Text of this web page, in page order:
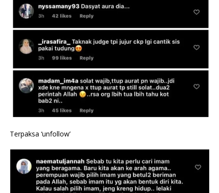
Terpaksa ‘unfollow’